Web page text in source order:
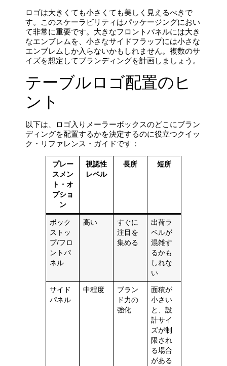
ロゴは大きくても小さくても美しく見えるべきで
す。このスケーラビリティはパッケージングにおい
て非常に重要です。大きなフロントパネルには大き
なエンブレムを、小さなサイドフラップには小さな
エンブレムしか入らないかもしれません。複数のサ
イズを想定してブランディングを計画しましょう。
テーブルロゴ配置のヒ
ント
以下は、ロゴ入りメーラーボックスのどこにブラン
ディングを配置するかを決定するのに役立つクイッ
ク・リファレンス・ガイドです：
プレー
スメン
ト・オ
プショ
ン
視認性
レベル
長所 短所
ボック
ストッ
プ/フロ
ントパ
ネル
高い
すぐに
注目を
集める
出荷ラ
ベルが
混雑す
るかも
しれな
い
サイド
パネル
中程度
ブラン
ド力の
強化
面積が
小さい
と、設
計サイ
ズが制
限され
る場合
がある